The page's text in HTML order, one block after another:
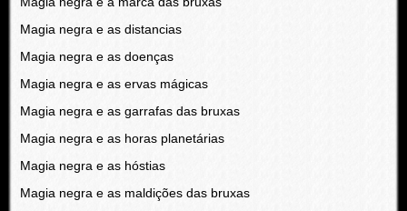
Magia negra e as distancias
Magia negra e as doenças
Magia negra e as ervas mágicas
Magia negra e as garrafas das bruxas
Magia negra e as horas planetárias
Magia negra e as hóstias
Magia negra e as maldições das bruxas